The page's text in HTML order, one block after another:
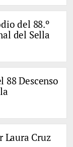
del 88.º
del Sella
88 Descenso
Laura Cruz